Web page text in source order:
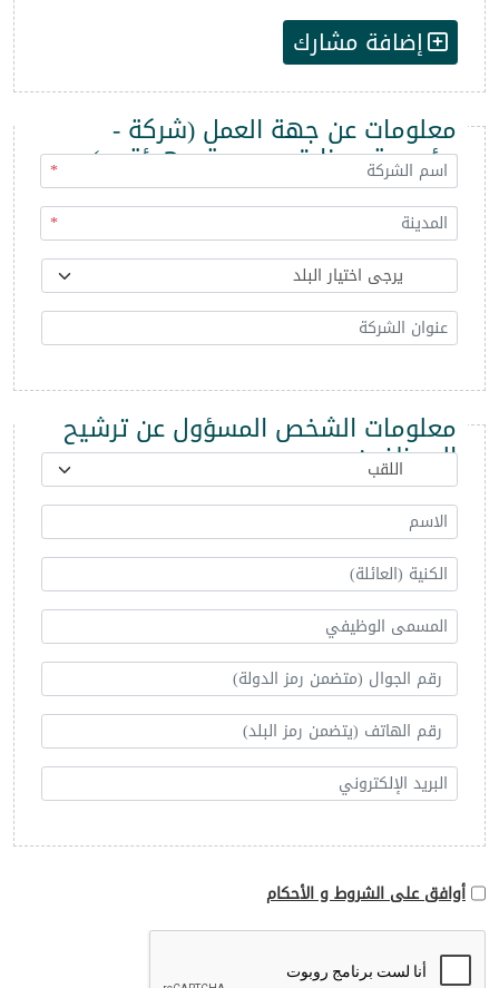
إضافة مشارك
معلومات عن جهة العمل (شركة -
مؤسسة - وزارة - مديرية - هيئة ...)
*
*
معلومات الشخص المسؤول عن ترشيح
الموظفين
أوافق على الشروط و الأحكام